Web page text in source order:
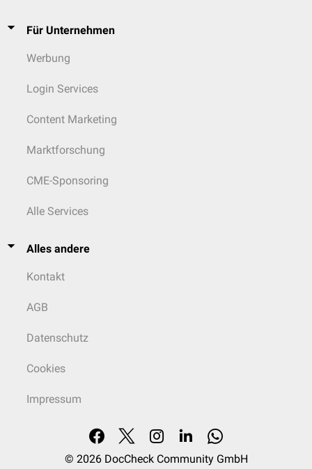
Für Unternehmen
Werbung
Login Services
Content Marketing
Marktforschung
CME-Sponsoring
Alle Services
Alles andere
Kontakt
AGB
Datenschutz
Cookies
Impressum
© 2026 DocCheck Community GmbH